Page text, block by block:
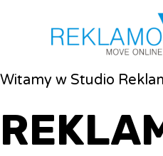
Witamy w Studio